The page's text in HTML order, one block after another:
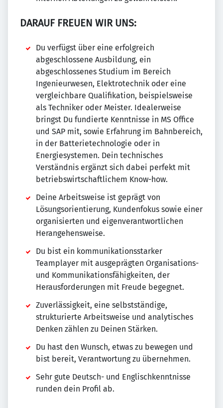
DARAUF FREUEN WIR UNS:
Du verfügst über eine erfolgreich
abgeschlossene Ausbildung, ein
abgeschlossenes Studium im Bereich
Ingenieurwesen, Elektrotechnik oder eine
vergleichbare Qualifikation, beispielsweise
als Techniker oder Meister. Idealerweise
bringst Du fundierte Kenntnisse in MS Office
und SAP mit, sowie Erfahrung im Bahnbereich,
in der Batterietechnologie oder in
Energiesystemen. Dein technisches
Verständnis ergänzt sich dabei perfekt mit
betriebswirtschaftlichem Know-how.
Deine Arbeitsweise ist geprägt von
Lösungsorientierung, Kundenfokus sowie einer
organisierten und eigenverantwortlichen
Herangehensweise.
Du bist ein kommunikationsstarker
Teamplayer mit ausgeprägten Organisations-
und Kommunikationsfähigkeiten, der
Herausforderungen mit Freude begegnet.
Zuverlässigkeit, eine selbstständige,
strukturierte Arbeitsweise und analytisches
Denken zählen zu Deinen Stärken.
Du hast den Wunsch, etwas zu bewegen und
bist bereit, Verantwortung zu übernehmen.
Sehr gute Deutsch- und Englischkenntnisse
runden dein Profil ab.